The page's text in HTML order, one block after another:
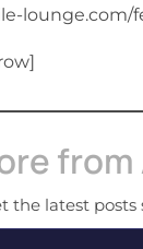
lounge.com/
the latest posts